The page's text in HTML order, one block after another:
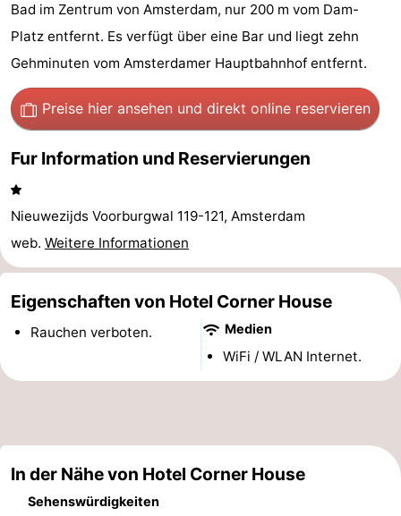
Het
Amsterdamse
-
Spaarnwoude
Hotels
(mit
Frühstück)
Lastminutes
Museen
Attraktionen
Sehen
tun
Museen
-
Kirchen
-
Aussichtspunkte
Attraktionen
Bad im Zentrum von Amsterdam, nur 200 m vom Dam-
Platz entfernt. Es verfügt über eine Bar und liegt zehn
Gehminuten vom Amsterdamer Hauptbahnhof entfernt.
Preise hier ansehen und direkt online reservieren
Fur Information und Reservierungen
Nieuwezijds Voorburgwal 119-121, Amsterdam
web. Weitere Informationen
Eigenschaften von Hotel Corner House
Rauchen verboten. Medien
WiFi / WLAN Internet.
In der Nähe von Hotel Corner House
Sehenswürdigkeiten